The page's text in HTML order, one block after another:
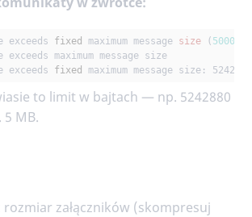
exceeds fixed maximum message size ( 5000000
exceeds maximum message size
exceeds fixed maximum message size:
to limit w bajtach — np. 5242880
MB.
rozmiar załączników (skompresuj